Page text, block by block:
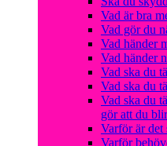
Vad är bra
Vad gör du
Vad händer
Vad händer
Vad ska du
Vad ska du
Vad ska du
gör att du
Varför är det
Varför